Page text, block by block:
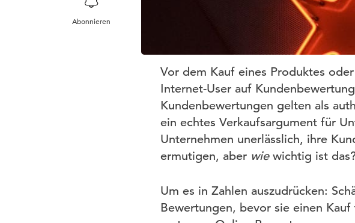
Abonnieren
Vor dem Kauf eines Produktes
Internet-User auf
Kundenbewertungen gelten als
ein echtes Verkaufsargument für
Unternehmen unerlässlich, ihre
ermutigen, aber wiewichtig ist
Um es in Zahlen auszudrücken:
Bewertungen, bevor sie einen